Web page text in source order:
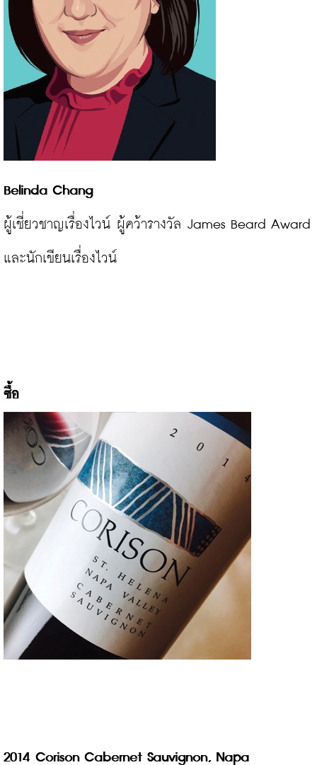
Belinda Chang
ผู้เชี่ยวชาญเรื่องไวน์ ผู้คว้ารางวัล James Beard Award
และนักเขียนเรื่องไวน์
2014 Corison Cabernet Sauvignon, Napa